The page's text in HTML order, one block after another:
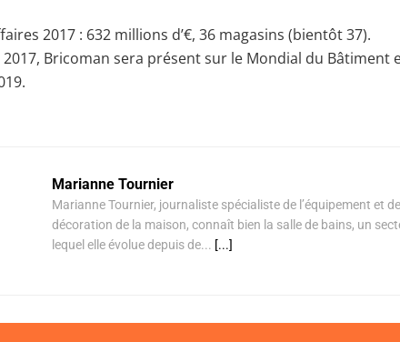
2017 : 632 millions d’€, 36 magasins (bientôt 37).
2017, Bricoman sera présent sur le Mondial du Bâtiment
Marianne Tournier
Marianne Tournier, journaliste spécialiste de l’équipement et
décoration de la maison, connaît bien la salle de bains, un
lequel elle évolue depuis de... [...]